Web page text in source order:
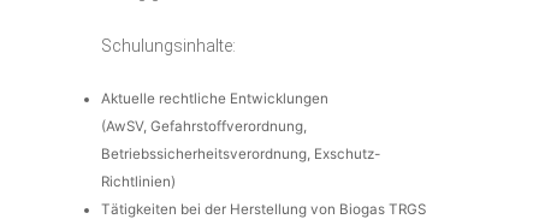
Schulungsinhalte:
Aktuelle rechtliche Entwicklungen
(AwSV, Gefahrstoffverordnung,
Betriebssicherheitsverordnung, Exschutz-
Richtlinien)
Tätigkeiten bei der Herstellung von Biogas TRGS